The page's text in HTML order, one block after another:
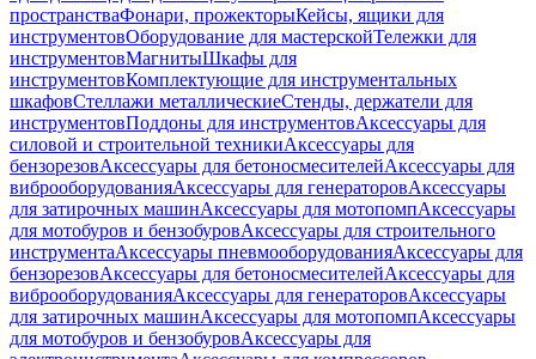
пространстваФонари, прожекторыКейсы, ящики для
инструментовОборудование для мастерскойТележки для
инструментовМагнитыШкафы для
инструментовКомплектующие для инструментальных
шкафовСтеллажи металлическиеСтенды, держатели для
инструментовПоддоны для инструментовАксессуары для
силовой и строительной техникиАксессуары для
бензорезовАксессуары для бетоносмесителейАксессуары для
виброоборудованияАксессуары для генераторовАксессуары
для затирочных машинАксессуары для мотопомпАксессуары
для мотобуров и бензобуровАксессуары для строительного
инструментаАксессуары пневмооборудованияАксессуары для
бензорезовАксессуары для бетоносмесителейАксессуары для
виброоборудованияАксессуары для генераторовАксессуары
для затирочных машинАксессуары для мотопомпАксессуары
для мотобуров и бензобуровАксессуары для